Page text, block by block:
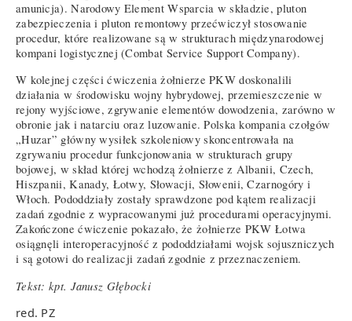
amunicja). Narodowy Element Wsparcia w składzie, pluton
zabezpieczenia i pluton remontowy przećwiczył stosowanie
procedur, które realizowane są w strukturach międzynarodowej
kompani logistycznej (Combat Service Support Company).
W kolejnej części ćwiczenia żołnierze PKW doskonalili
działania w środowisku wojny hybrydowej, przemieszczenie w
rejony wyjściowe, zgrywanie elementów dowodzenia, zarówno w
obronie jak i natarciu oraz luzowanie. Polska kompania czołgów
„Huzar” główny wysiłek szkoleniowy skoncentrowała na
zgrywaniu procedur funkcjonowania w strukturach grupy
bojowej, w skład której wchodzą żołnierze z Albanii, Czech,
Hiszpanii, Kanady, Łotwy, Słowacji, Słowenii, Czarnogóry i
Włoch. Pododdziały zostały sprawdzone pod kątem realizacji
zadań zgodnie z wypracowanymi już procedurami operacyjnymi.
Zakończone ćwiczenie pokazało, że żołnierze PKW Łotwa
osiągnęli interoperacyjność z pododdziałami wojsk sojuszniczych
i są gotowi do realizacji zadań zgodnie z przeznaczeniem.
Tekst: kpt. Janusz Głębocki
red. PZ